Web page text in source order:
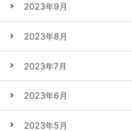
2023年9月
2023年8月
2023年7月
2023年6月
2023年5月